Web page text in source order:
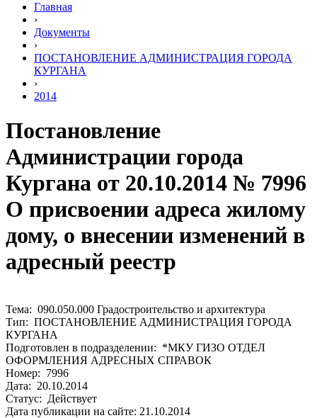
Главная
›
Документы
›
ПОСТАНОВЛЕНИЕ АДМИНИСТРАЦИЯ ГОРОДА
КУРГАНА
›
2014
Постановление
Администрации города
Кургана от 20.10.2014 № 7996
О присвоении адреса жилому
дому, о внесении изменений в
адресный реестр
Тема: 090.050.000 Градостроительство и архитектура
Тип: ПОСТАНОВЛЕНИЕ АДМИНИСТРАЦИЯ ГОРОДА
КУРГАНА
Подготовлен в подразделении: *МКУ ГИЗО ОТДЕЛ
ОФОРМЛЕНИЯ АДРЕСНЫХ СПРАВОК
Номер: 7996
Дата: 20.10.2014
Статус: Действует
Дата публикации на сайте: 21.10.2014